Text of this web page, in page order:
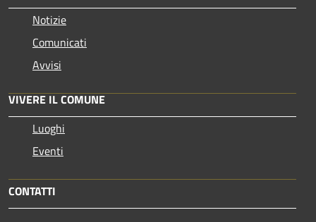
Notizie
Comunicati
Avvisi
VIVERE IL COMUNE
Luoghi
Eventi
CONTATTI